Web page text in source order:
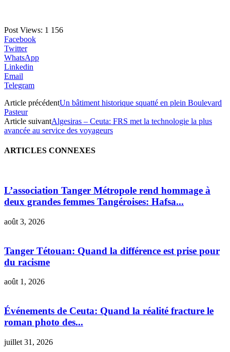
Post Views: 1 156
Facebook
Twitter
WhatsApp
Linkedin
Email
Telegram
Article précédentUn bâtiment historique squatté en plein Boulevard
Pasteur
Article suivantAlgesiras – Ceuta: FRS met la technologie la plus
avancée au service des voyageurs
ARTICLES CONNEXES
L’association Tanger Métropole rend hommage à
deux grandes femmes Tangéroises: Hafsa...
août 3, 2026
Tanger Tétouan: Quand la différence est prise pour
du racisme
août 1, 2026
Événements de Ceuta: Quand la réalité fracture le
roman photo des...
juillet 31, 2026